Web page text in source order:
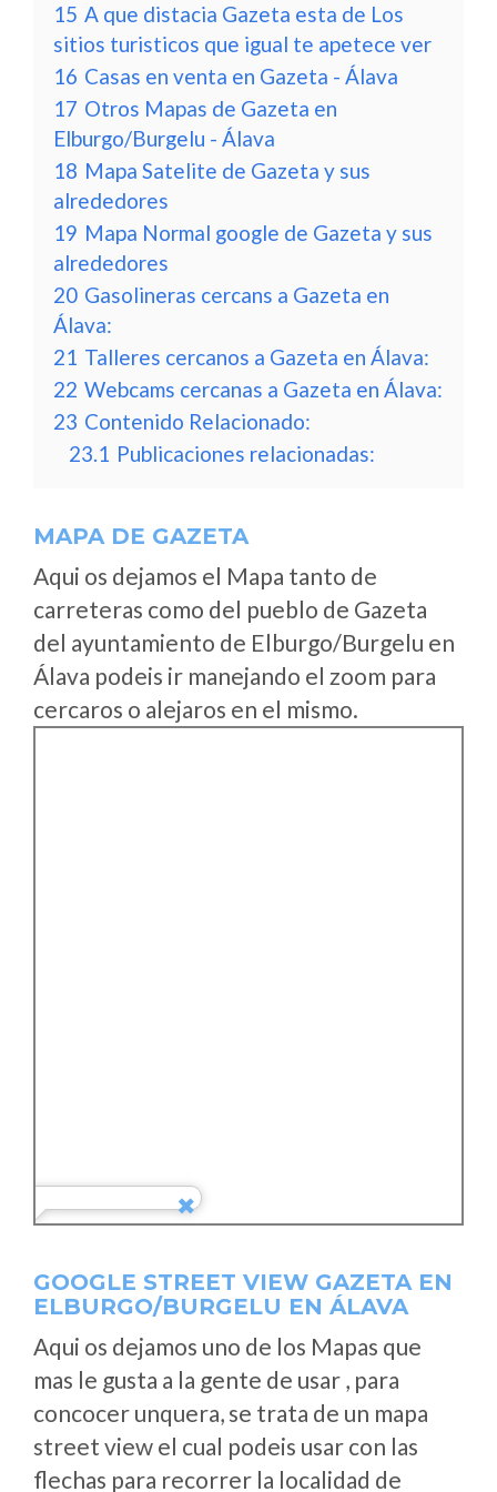
15 A que distacia Gazeta esta de Los
sitios turisticos que igual te apetece ver
16 Casas en venta en Gazeta - Álava
17 Otros Mapas de Gazeta en
Elburgo/Burgelu - Álava
18 Mapa Satelite de Gazeta y sus
alrededores
19 Mapa Normal google de Gazeta y sus
alrededores
20 Gasolineras cercans a Gazeta en
Álava:
21 Talleres cercanos a Gazeta en Álava:
22 Webcams cercanas a Gazeta en Álava:
23 Contenido Relacionado:
23.1 Publicaciones relacionadas:
MAPA DE GAZETA
Aqui os dejamos el Mapa tanto de
carreteras como del pueblo de Gazeta
del ayuntamiento de Elburgo/Burgelu en
Álava podeis ir manejando el zoom para
cercaros o alejaros en el mismo.
GOOGLE STREET VIEW GAZETA EN
ELBURGO/BURGELU EN ÁLAVA
Aqui os dejamos uno de los Mapas que
mas le gusta a la gente de usar , para
concocer unquera, se trata de un mapa
street view el cual podeis usar con las
flechas para recorrer la localidad de